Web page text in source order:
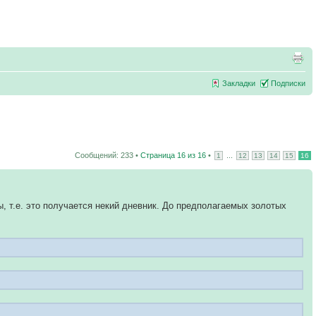
Закладки Подписки
Сообщений: 233 • Страница 16 из 16 • 1 12 13 14 15 16
это получается некий дневник. До предполагаемых золотых